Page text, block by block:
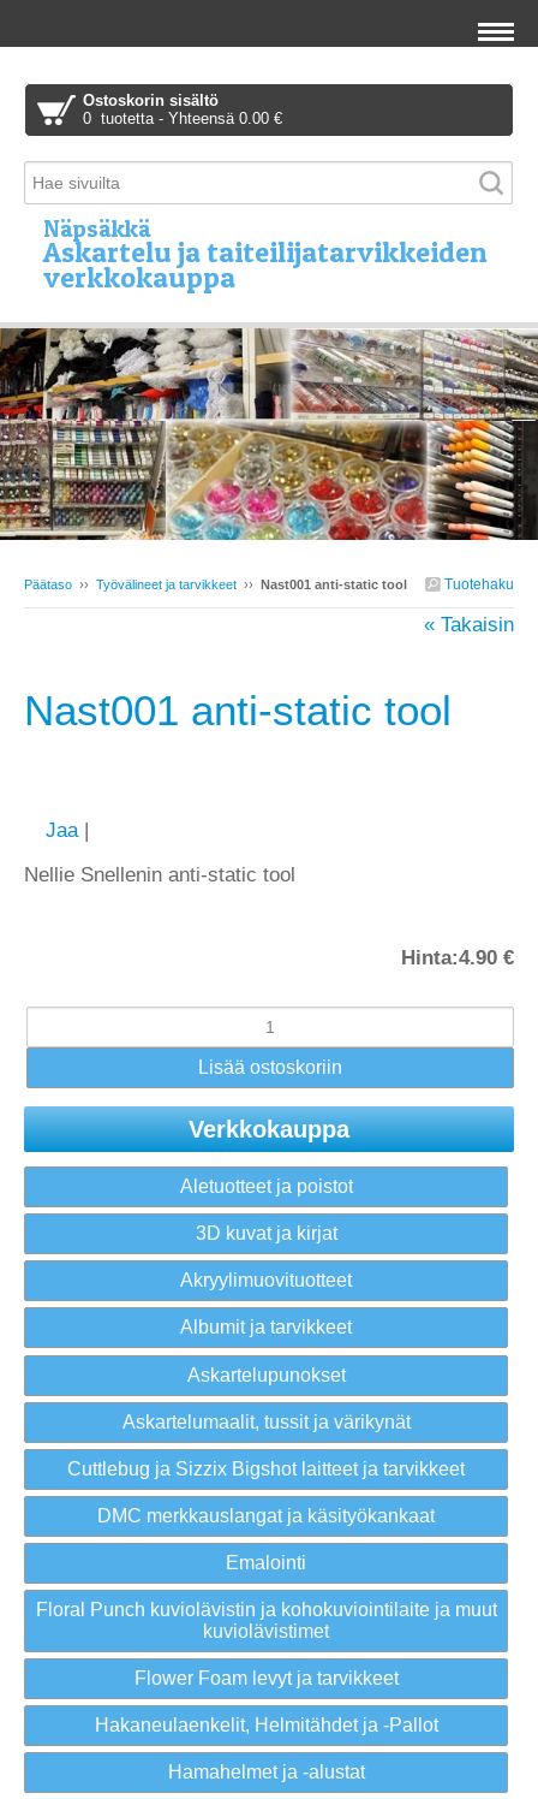
Ostoskorin sisältö
0 tuotetta - Yhteensä 0.00 €
Näpsäkkä
Askartelu ja taiteilijatarvikkeiden
verkkokauppa
Tuotehaku
Päätaso ›› Työvälineet ja tarvikkeet ›› Nast001 anti-static tool
« Takaisin
Nast001 anti-static tool
Jaa |
Nellie Snellenin anti-static tool
Hinta:4.90 €
Verkkokauppa
Aletuotteet ja poistot
3D kuvat ja kirjat
Akryylimuovituotteet
Albumit ja tarvikkeet
Askartelupunokset
Askartelumaalit, tussit ja värikynät
Cuttlebug ja Sizzix Bigshot laitteet ja tarvikkeet
DMC merkkauslangat ja käsityökankaat
Emalointi
Floral Punch kuviolävistin ja kohokuviointilaite ja muut
kuviolävistimet
Flower Foam levyt ja tarvikkeet
Hakaneulaenkelit, Helmitähdet ja -Pallot
Hamahelmet ja -alustat